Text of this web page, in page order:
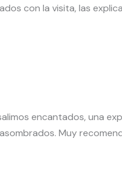
con la visita, las
encantados, una
Muy